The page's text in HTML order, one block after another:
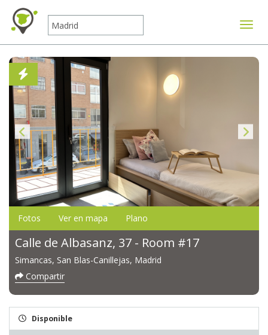
Fotos Ver en mapa Plano
Calle de Albasanz, 37 - Room #17
Simancas, San Blas-Canillejas, Madrid
Compartir
Disponible